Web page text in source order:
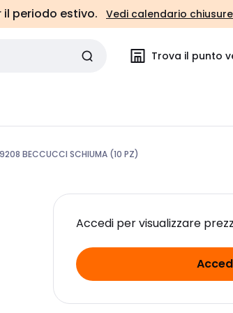
periodo estivo. Vedi calendario chiusure
Trova il punto
BECCUCCI SCHIUMA (10 PZ)
Accedi per visualizzare